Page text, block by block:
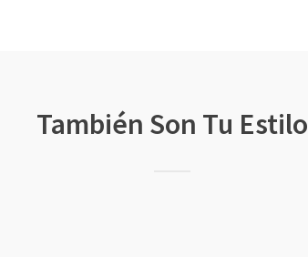
También Son Tu Estilo